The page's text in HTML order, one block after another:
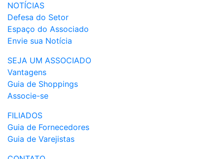
NOTÍCIAS
Defesa do Setor
Espaço do Associado
Envie sua Notícia
SEJA UM ASSOCIADO
Vantagens
Guia de Shoppings
Associe-se
FILIADOS
Guia de Fornecedores
Guia de Varejistas